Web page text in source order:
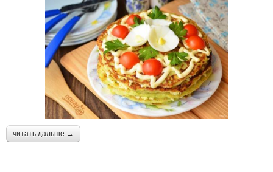
читать дальше →